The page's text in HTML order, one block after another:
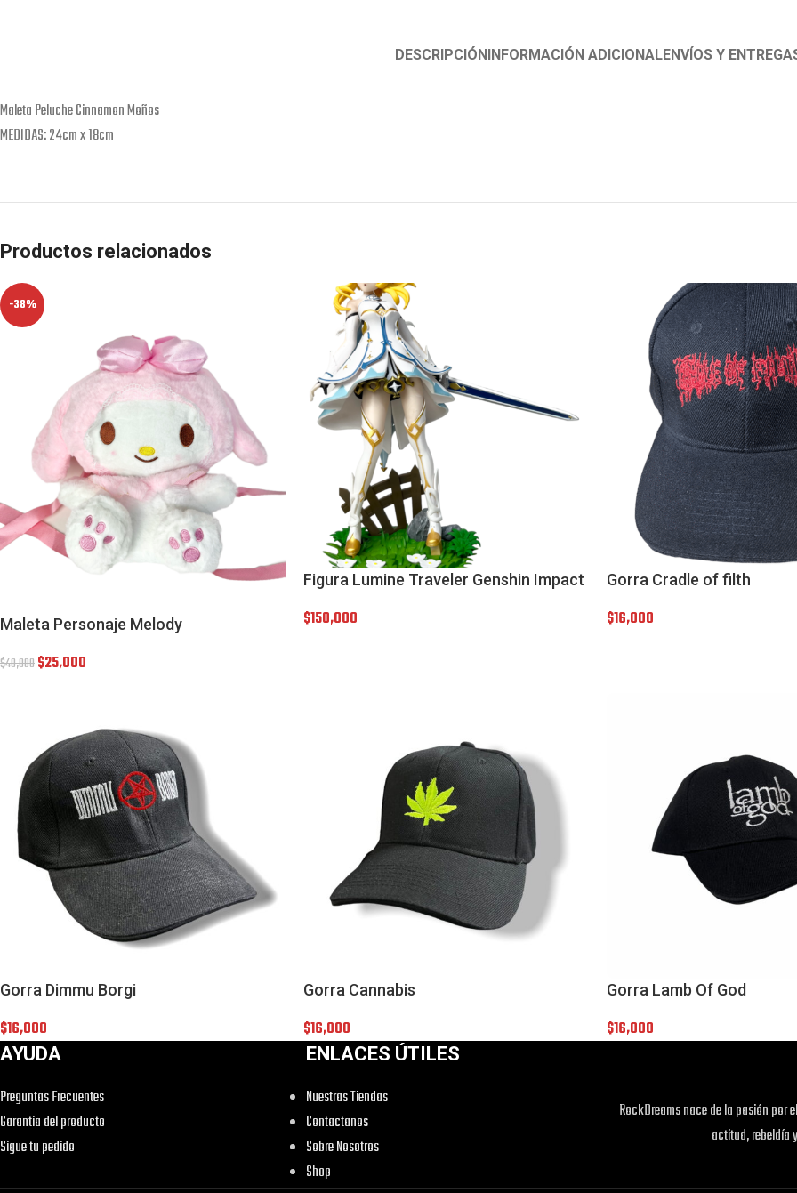
DESCRIPCIÓNINFORMACIÓN ADICIONALENVÍOS Y
Maleta Peluche Cinnamon Moños
MEDIDAS: 24cm x 18cm
Productos relacionados
-38%
Maleta Personaje Melody
$40,000$25,000
Figura Lumine Traveler Genshin Impact
$150,000
Gorra Cradle of filth
$16,000
Gorra Dimmu Borgi
$16,000
Gorra Cannabis
$16,000
Gorra Lamb Of God
$16,000
AYUDA
Preguntas Frecuentes
Garantia del producto
Sigue tu pedido
ENLACES ÚTILES
Nuestras Tiendas
Contactanos
Sobre Nosotros
Shop
RockDreams nace de la pasión por
actitud, rebeldía